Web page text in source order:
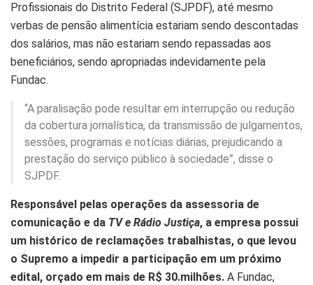
Profissionais do Distrito Federal (SJPDF), até mesmo
verbas de pensão alimentícia estariam sendo descontadas
dos salários, mas não estariam sendo repassadas aos
beneficiários, sendo apropriadas indevidamente pela
Fundac.
“A paralisação pode resultar em interrupção ou redução
da cobertura jornalística, da transmissão de julgamentos,
sessões, programas e notícias diárias, prejudicando a
prestação do serviço público à sociedade”, disse o
SJPDF.
Responsável pelas operações da assessoria de
comunicação e da TV e Rádio Justiça, a empresa possui
um histórico de reclamações trabalhistas, o que levou
o Supremo a impedir a participação em um próximo
edital, orçado em mais de R$ 30.milhões. A Fundac,